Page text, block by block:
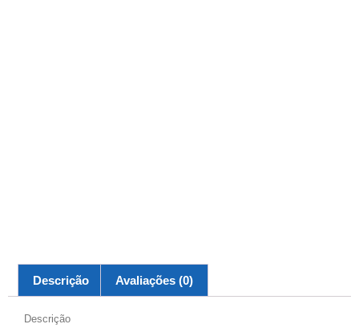
Descrição Avaliações (0)
Descrição